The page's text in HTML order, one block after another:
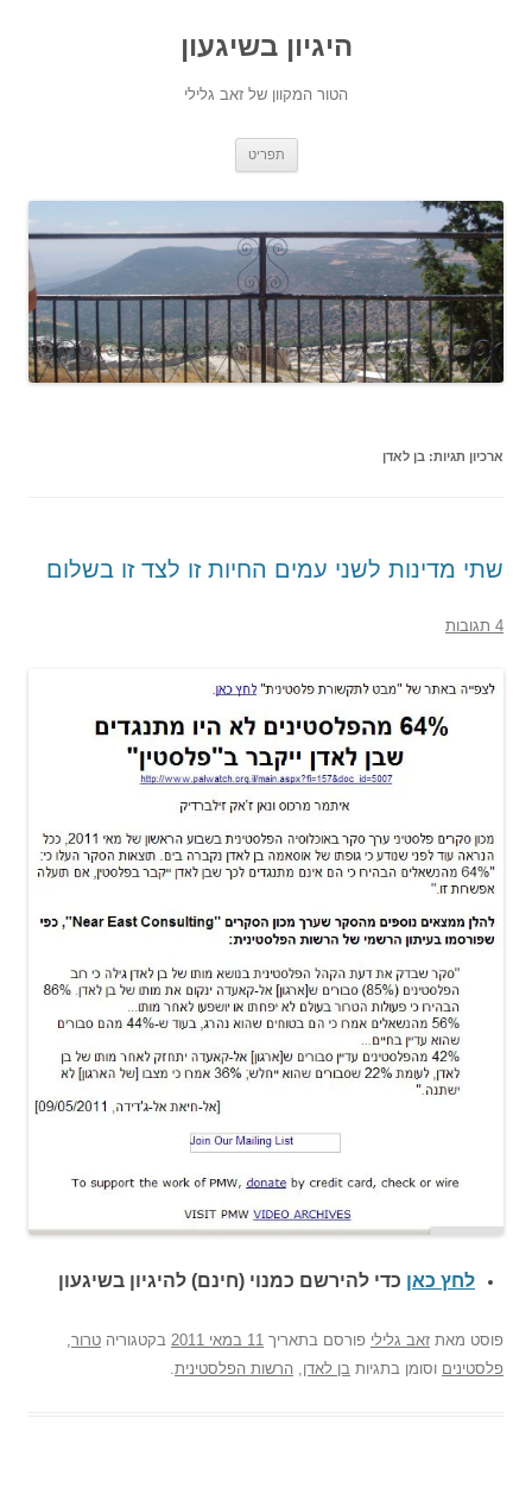
היגיון בשיגעון
הטור המקוון של זאב גלילי
תפריט
ארכיון תגיות: בן לאדן
שתי מדינות לשני עמים החיות זו לצד זו בשלום
4 תגובות
לחץ כאן כדי להירשם כמנוי (חינם) להיגיון בשיגעון
פוסט מאת זאב גלילי פורסם בתאריך 11 במאי 2011 בקטגוריה טרור
פלסטינים וסומן בתגיות בן לאדן הרשות הפלסטינית